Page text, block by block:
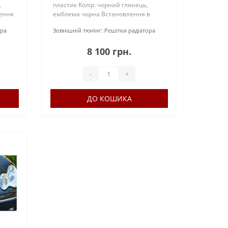
У
пластик Колір: чорний глянець,
емблема чорна Встановлення в
Тайвань Бренд: GermanCarParts BV У
Зовнішній тюнінг: Решітки радіатора
8 100 грн.
- +
ДО КОШИКА